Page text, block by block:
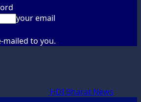
your email
mailed to you.
HDI Bharat News